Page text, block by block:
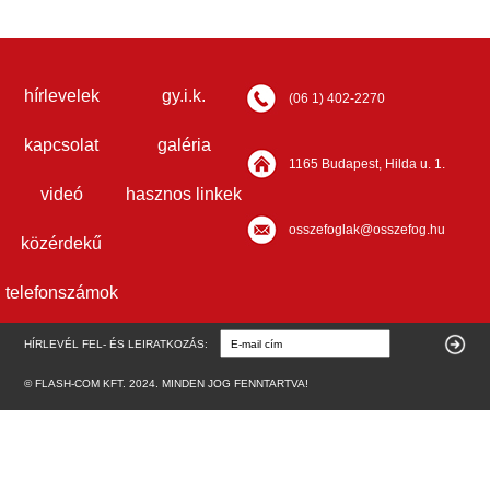
hírlevelek gy.i.k.
kapcsolat galéria
videó hasznos linkek
közérdekű
telefonszámok
(06 1) 402-2270
1165 Budapest, Hilda u. 1.
osszefoglak@osszefog.hu
© FLASH-COM KFT. 2024. MINDEN JOG FENNTARTVA!
HÍRLEVÉL FEL- ÉS LEIRATKOZÁS: